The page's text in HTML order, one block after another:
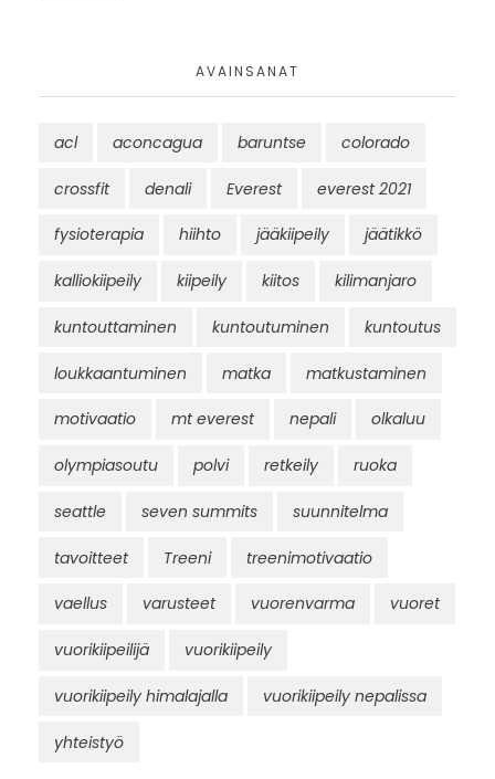
AVAINSANAT
acl aconcagua baruntse colorado
crossfit denali Everest everest 2021
fysioterapia hiihto jääkiipeily jäätikkö
kalliokiipeily kiipeily kiitos kilimanjaro
kuntouttaminen kuntoutuminen kuntoutus
loukkaantuminen matka matkustaminen
motivaatio mt everest nepali olkaluu
olympiasoutu polvi retkeily ruoka
seattle seven summits suunnitelma
tavoitteet Treeni treenimotivaatio
vaellus varusteet vuorenvarma vuoret
vuorikiipeilijä vuorikiipeily
vuorikiipeily himalajalla vuorikiipeily nepalissa
yhteistyö